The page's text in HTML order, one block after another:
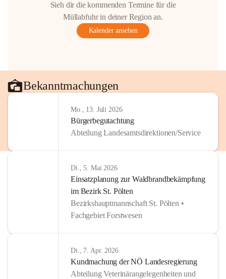
Sieh dir die kommenden Termine für die
Müllabfuhr in deiner Region an.
Kalender ansehen
Bekanntmachungen
Mo., 13. Juli 2026
Bürgerbegutachtung
Abteilung Landesamtsdirektionen/Service
Di., 5. Mai 2026
Einsatzplanung zur Waldbrandbekämpfung
im Bezirk St. Pölten
Bezirkshauptmannschaft St. Pölten •
Fachgebiet Forstwesen
Di., 7. Apr. 2026
Kundmachung der NÖ Landesregierung
Abteilung Veterinärangelegenheiten und